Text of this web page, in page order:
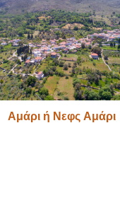
Αμάρι ή Νεφς Αμάρι